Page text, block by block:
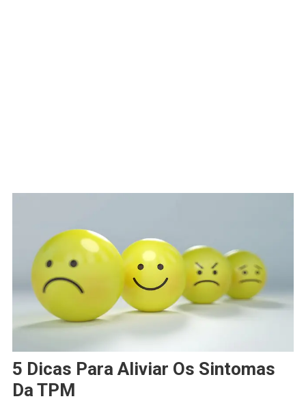
5 Dicas Para Aliviar Os Sintomas
Da TPM